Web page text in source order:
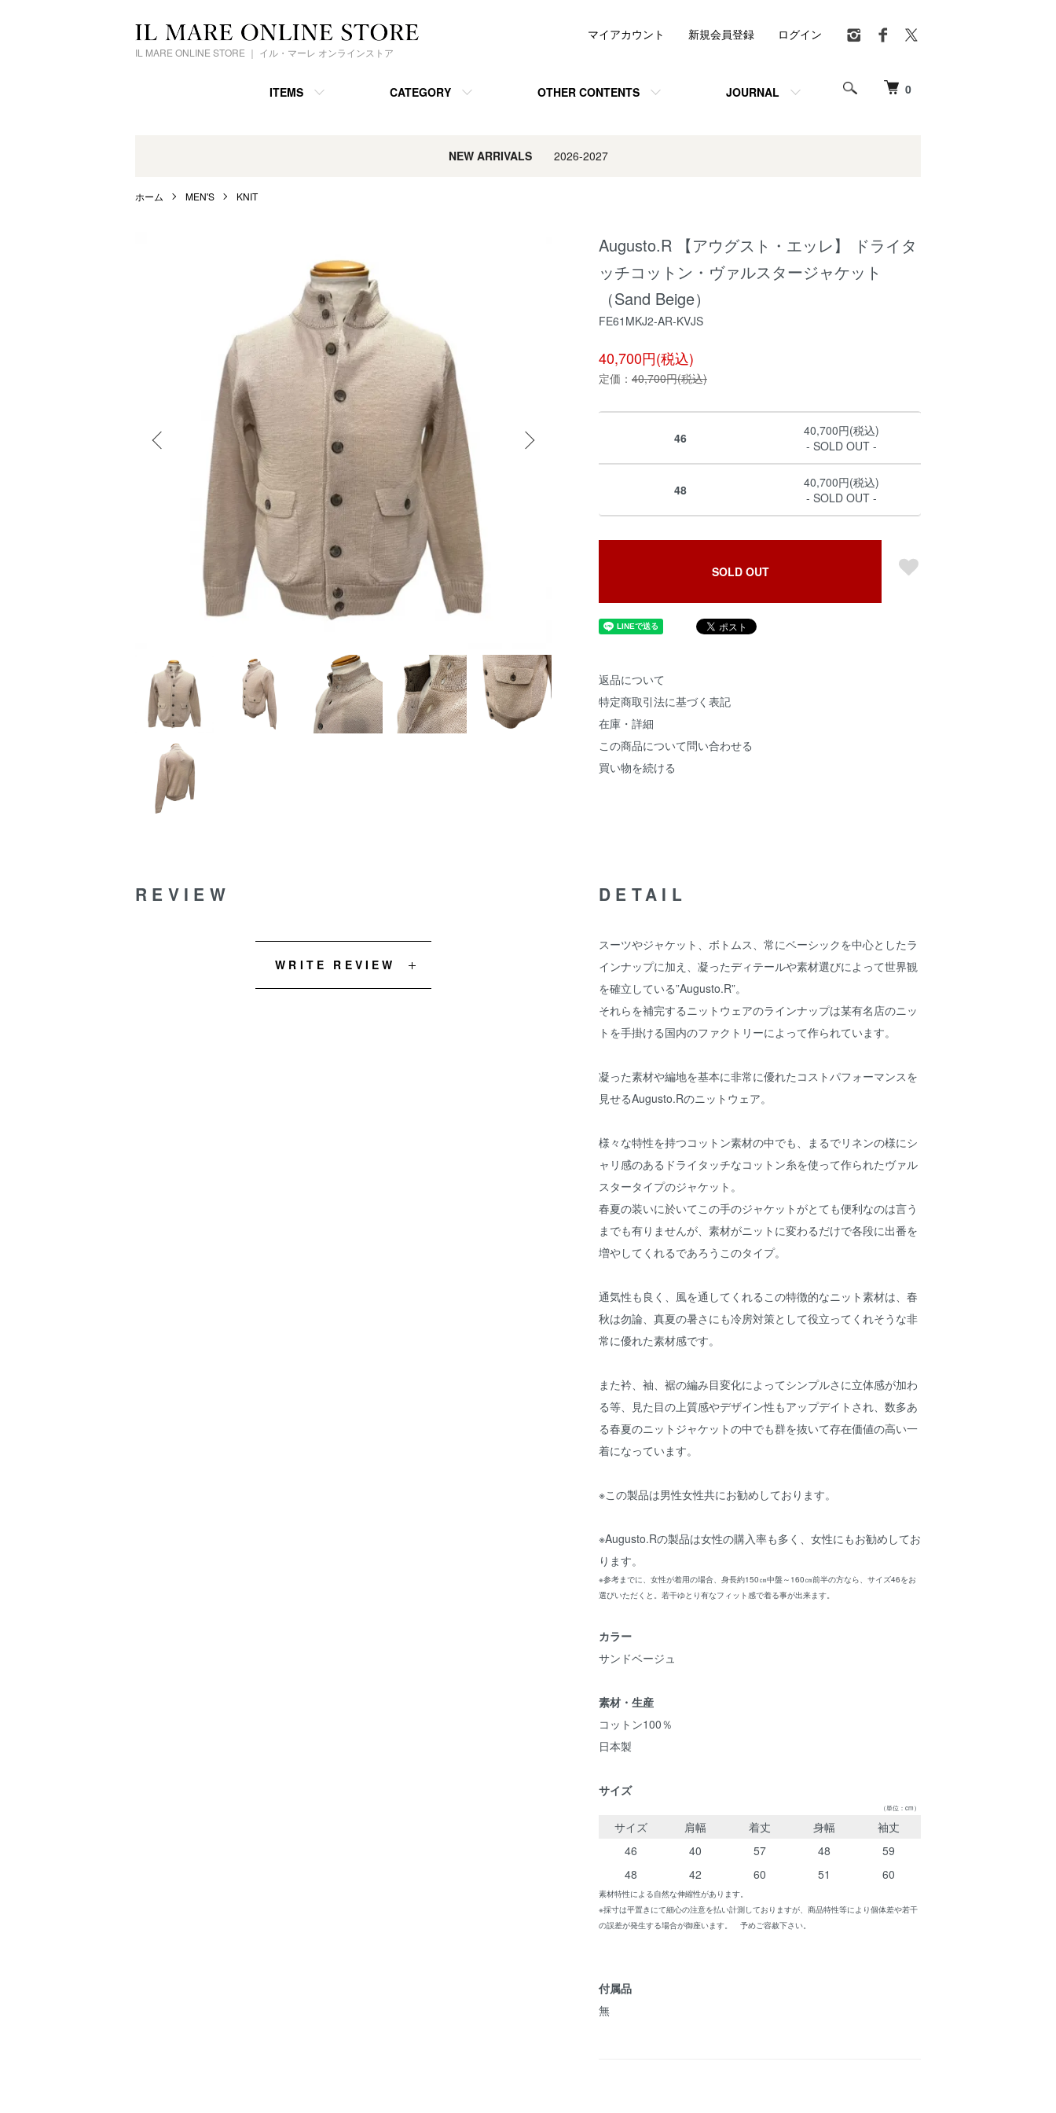
IL MARE ONLINE STORE ｜ イル・マーレ オンラインストア
0
ITEMS CATEGORY OTHER CONTENTS JOURNAL
マイアカウント 新規会員登録 ログイン
NEW ARRIVALS2026-2027
ホーム MEN'S KNIT
Augusto.R 【アウグスト・エッレ】 ドライタ
ッチコットン・ヴァルスタージャケット
（Sand Beige）
FE61MKJ2-AR-KVJS
40,700円(税込)
定価： 40,700円(税込)
46
40,700円(税込)
- SOLD OUT -
48
40,700円(税込)
- SOLD OUT -
SOLD OUT
返品について
特定商取引法に基づく表記
在庫・詳細
この商品について問い合わせる
買い物を続ける
DETAIL
スーツやジャケット、ボトムス、常にベーシックを中心としたラ
インナップに加え、凝ったディテールや素材選びによって世界観
を確立している”Augusto.R”。
それらを補完するニットウェアのラインナップは某有名店のニッ
トを手掛ける国内のファクトリーによって作られています。
凝った素材や編地を基本に非常に優れたコストパフォーマンスを
見せるAugusto.Rのニットウェア。
様々な特性を持つコットン素材の中でも、まるでリネンの様にシ
ャリ感のあるドライタッチなコットン糸を使って作られたヴァル
スタータイプのジャケット。
春夏の装いに於いてこの手のジャケットがとても便利なのは言う
までも有りませんが、素材がニットに変わるだけで各段に出番を
増やしてくれるであろうこのタイプ。
通気性も良く、風を通してくれるこの特徴的なニット素材は、春
秋は勿論、真夏の暑さにも冷房対策として役立ってくれそうな非
常に優れた素材感です。
また衿、袖、裾の編み目変化によってシンプルさに立体感が加わ
る等、見た目の上質感やデザイン性もアップデイトされ、数多あ
る春夏のニットジャケットの中でも群を抜いて存在価値の高い一
着になっています。
※この製品は男性女性共にお勧めしております。
※Augusto.Rの製品は女性の購入率も多く、女性にもお勧めしてお
ります。
※参考までに、女性が着用の場合、身長約150㎝中盤～160㎝前半の方なら、サイズ46をお
選びいただくと。若干ゆとり有なフィット感で着る事が出来ます。
カラー
サンドベージュ
素材・生産
コットン100％
日本製
サイズ
（単位：cm）
サイズ 肩幅 着丈 身幅
袖丈
46
40 57 48
59
48
42 60 51 60
素材特性による自然な伸縮性があります。
※採寸は平置きにて細心の注意を払い計測しておりますが、商品特性等により個体差や若干
の誤差が発生する場合が御座います。 予めご容赦下さい。
付属品
無
REVIEW
WRITE REVIEW